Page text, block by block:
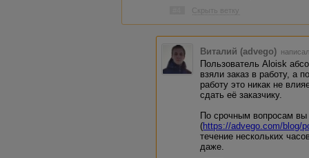
Скрыть ветку
Виталий (advego)
Пользователь Aloisk
взяли заказ в работу, а
работу это никак не
сдать её заказчику.
По срочным вопросам
(https://advego.com/blog/
течение нескольких
даже.